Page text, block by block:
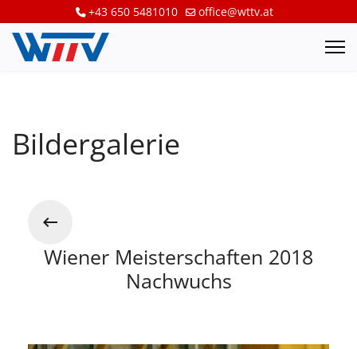
+43 650 5481010 office@wttv.at
Bildergalerie
Wiener Meisterschaften 2018
Nachwuchs